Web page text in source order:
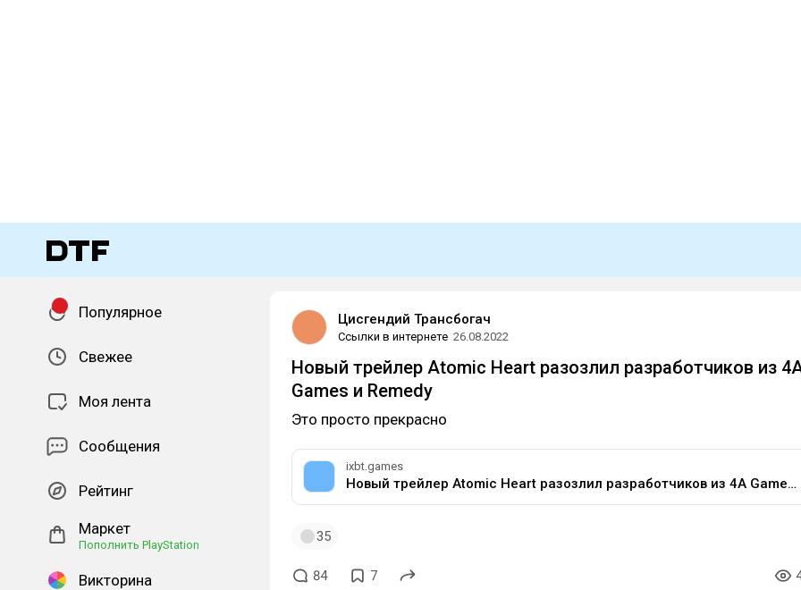
Популярное
Свежее
Моя лента
Сообщения
Рейтинг
Маркет
Пополнить PlayStation
Викторина
Цисгендий Трансбогач
Ссылки в интернете 26.08.2022
Новый трейлер Atomic Heart разозлил разработчиков из
Games и Remedy
Это просто прекрасно
ixbt.games
Новый трейлер Atomic Heart разозлил разработчиков из 4A Games и Remedy
35
84 7